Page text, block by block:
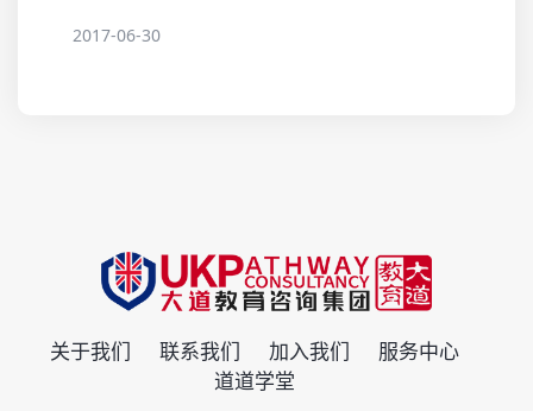
2017-06-30
关于我们 联系我们 加入我们
服务中心
道道学堂